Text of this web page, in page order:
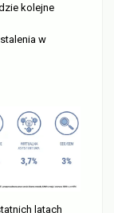
kolejne
w
latach